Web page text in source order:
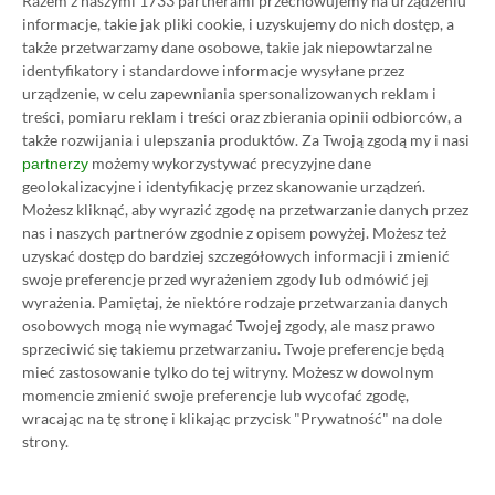
informacje, takie jak pliki cookie, i uzyskujemy do nich dostęp, a
także przetwarzamy dane osobowe, takie jak niepowtarzalne
identyfikatory i standardowe informacje wysyłane przez
urządzenie, w celu zapewniania spersonalizowanych reklam i
treści, pomiaru reklam i treści oraz zbierania opinii odbiorców, a
także rozwijania i ulepszania produktów. Za Twoją zgodą my i nasi
partnerzy możemy wykorzystywać precyzyjne dane
geolokalizacyjne i identyfikację przez skanowanie urządzeń.
Możesz kliknąć, aby wyrazić zgodę na przetwarzanie danych przez
nas i naszych partnerów zgodnie z opisem powyżej. Możesz też
uzyskać dostęp do bardziej szczegółowych informacji i zmienić
swoje preferencje przed wyrażeniem zgody lub odmówić jej
wyrażenia. Pamiętaj, że niektóre rodzaje przetwarzania danych
osobowych mogą nie wymagać Twojej zgody, ale masz prawo
sprzeciwić się takiemu przetwarzaniu. Twoje preferencje będą
mieć zastosowanie tylko do tej witryny. Możesz w dowolnym
momencie zmienić swoje preferencje lub wycofać zgodę,
wracając na tę stronę i klikając przycisk "Prywatność" na dole
strony.
Danganronpa: Trigger Happy
Havoc Anniversary Edition od
dzisiaj w Xbox Game Pass
18.01.2022, 11:55 1 min. czytania
Category
Newsy
Kingdom Hearts III nadal w Xbox
Game Pass. Gra nie została
usunięta mimo wcześniejszej
zapowiedzi
17.01.2022, 16:32 1 min. czytania
Category
Newsy
Aplikacja Microsoft Store zaczęła
pokazywać, kiedy gry znikną z